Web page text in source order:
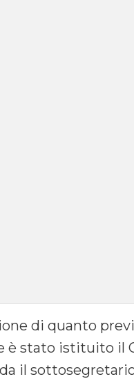
di quanto
è stato istituito il
il